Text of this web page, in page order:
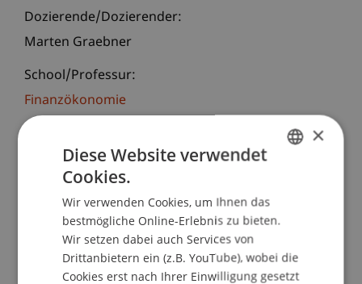
Dozierende/Dozierender:
Marten Graebner
School/Professur:
Finanzökonomie
Marketing hat sich durch die rasante Entwicklung
von KI drastisch verändert. Dieser Workshop gibt
Ihnen einen kompakten Überblick über die
verschiedenen Möglichkeiten, wie KI in der
Marketingbranche eingesetzt wird. Erfahren Sie,
wie Sie mit Hilfe von KI Ihre Marketingstrategien
verfeinern und automatisieren können.
×
Diese Website verwendet
Cookies.
Wir verwenden Cookies, um Ihnen das
bestmögliche Online-Erlebnis zu bieten.
Wir setzen dabei auch Services von
Drittanbietern ein (z.B. YouTube), wobei die
Cookies erst nach Ihrer Einwilligung gesetzt